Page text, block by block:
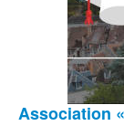
Association